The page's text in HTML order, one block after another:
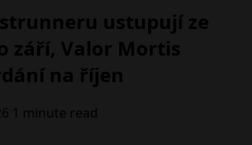
ustupují ze
září, Valor Mortis
na říjen
1 minute read